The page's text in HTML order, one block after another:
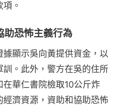
。
助恐怖主義行為
顯示吳向黃提供資金，以
。此外，警方在吳的住所
華仁書院檢取10公斤炸
濟資源，資助和協助恐怖